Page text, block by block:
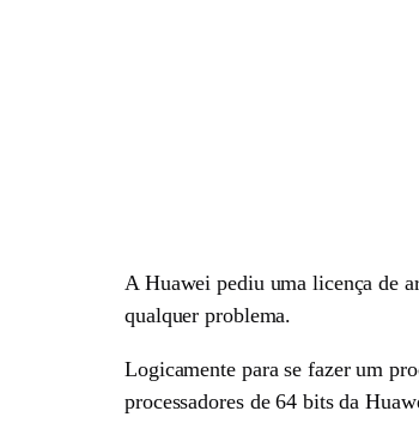
A Huawei pediu uma licença de
qualquer problema.
Logicamente para se fazer um
processadores de 64 bits da